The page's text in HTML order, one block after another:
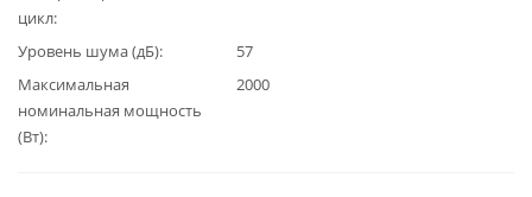
цикл
Уровень шума (дБ)
57
Максимальная
номинальная мощность
(Вт)
2000